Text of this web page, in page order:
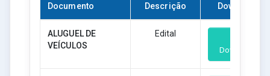
Documento
Descrição Download
ALUGUEL DE
VEÍCULOS
Edital
Download